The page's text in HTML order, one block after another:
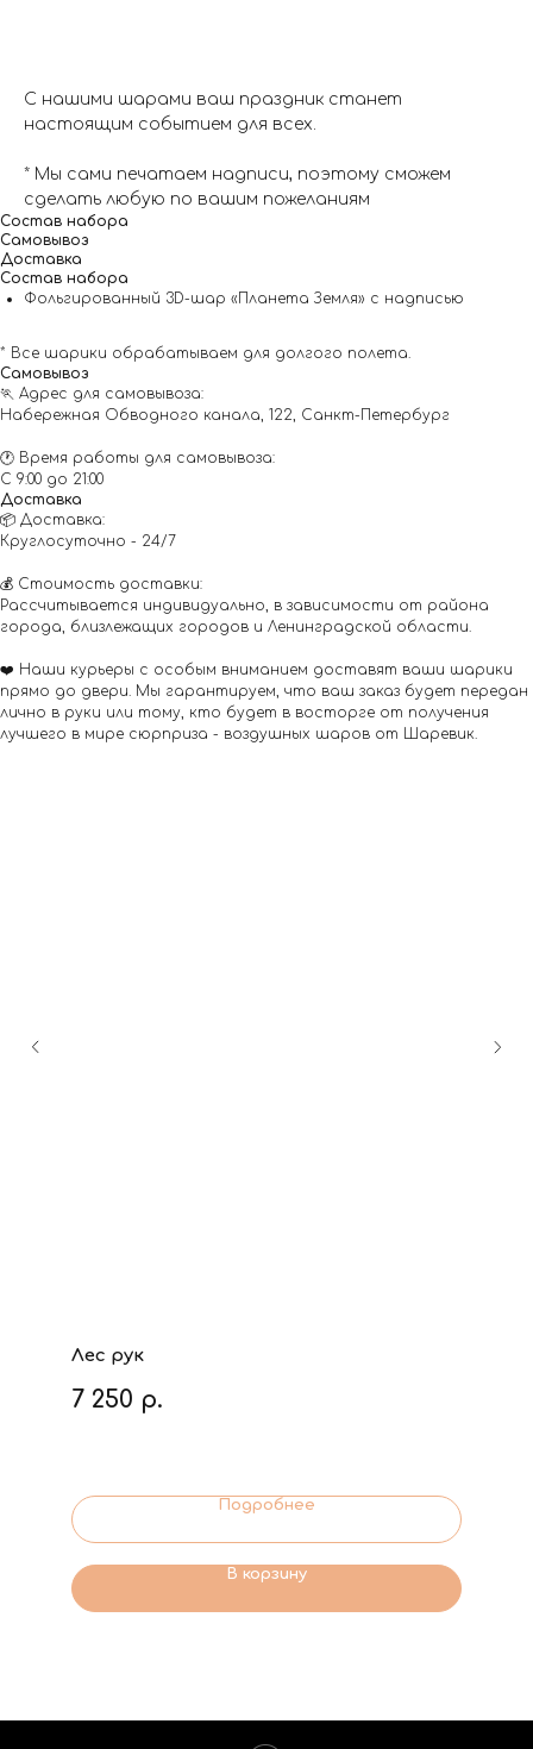
С нашими шарами ваш праздник станет
настоящим событием для всех.
* Мы сами печатаем надписи, поэтому сможем
сделать любую по вашим пожеланиям
Состав набора
Самовывоз
Доставка
Состав набора
Фольгированный 3D-шар «Планета Земля» с надписью
* Все шарики обрабатываем для долгого полета.
Самовывоз
🏃 Адрес для самовывоза:
Набережная Обводного канала, 122, Санкт-Петербург
🕐 Время работы для самовывоза:
С 9:00 до 21:00
Доставка
📦 Доставка:
Круглосуточно - 24/7
💰 Стоимость доставки:
Рассчитывается индивидуально, в зависимости от района
города, близлежащих городов и Ленинградской области.
❤️ Наши курьеры с особым вниманием доставят ваши шарики
прямо до двери. Мы гарантируем, что ваш заказ будет передан
лично в руки или тому, кто будет в восторге от получения
лучшего в мире сюрприза - воздушных шаров от Шаревик.
Лес рук
7 250 р.
Подробнее
В корзину